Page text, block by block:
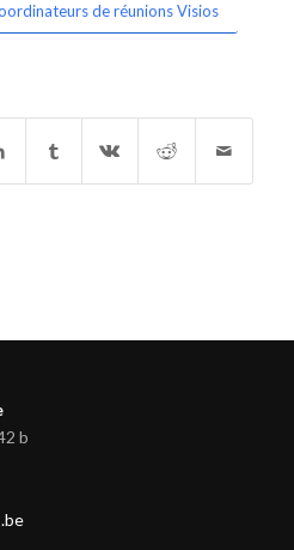
de réunions Visios
b